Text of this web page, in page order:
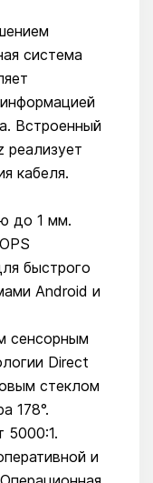
система
Встроенный
реализует
кабеля.
до 1 мм.
быстрого
Android и
сенсорным
Direct
стеклом
178°.
5000:1.
и